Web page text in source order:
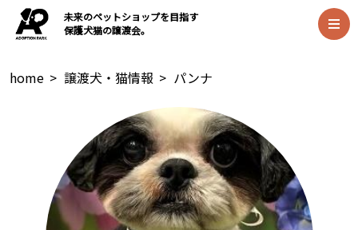
未来のペットショップを目指す
保護犬猫の譲渡会。
home > 譲渡犬・猫情報 > パンナ